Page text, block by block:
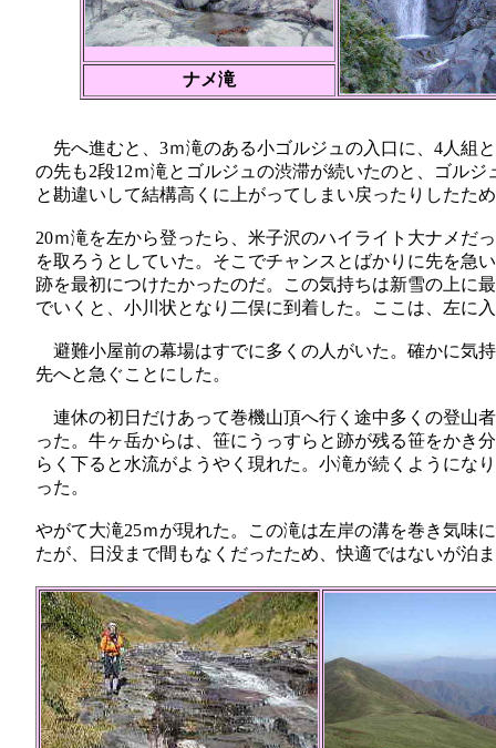
ナメ滝
先へ進むと、3ｍ滝のある小ゴルジュの入口に、4人組
の先も2段12ｍ滝とゴルジュの渋滞が続いたのと、ゴル
と勘違いして結構高くに上がってしまい戻ったりしたた
20ｍ滝を左から登ったら、米子沢のハイライト大ナメだ
を取ろうとしていた。そこでチャンスとばかりに先を急
跡を最初につけたかったのだ。この気持ちは新雪の上に
でいくと、小川状となり二俣に到着した。ここは、左に
避難小屋前の幕場はすでに多くの人がいた。確かに気
先へと急ぐことにした。
連休の初日だけあって巻機山頂へ行く途中多くの登山
った。牛ヶ岳からは、笹にうっすらと跡が残る笹をかき
らく下ると水流がようやく現れた。小滝が続くようにな
った。
やがて大滝25ｍが現れた。この滝は左岸の溝を巻き気味
たが、日没まで間もなくだったため、快適ではないが泊